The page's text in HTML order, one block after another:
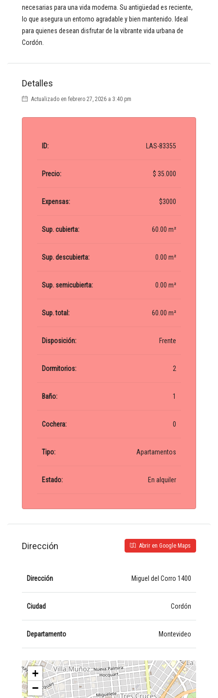
necesarias para una vida moderna. Su antigüedad es reciente,
lo que asegura un entorno agradable y bien mantenido. Ideal
para quienes desean disfrutar de la vibrante vida urbana de
Cordón.
Detalles
Actualizado en febrero 27, 2026 a 3:40 pm
ID: LAS-83355
Precio: $ 35.000
Expensas: $3000
Sup. cubierta: 60.00 m²
Sup. descubierta: 0.00 m²
Sup. semicubierta: 0.00 m²
Sup. total: 60.00 m²
Disposición: Frente
Dormitorios: 2
Baño: 1
Cochera: 0
Tipo: Apartamentos
Estado: En alquiler
Dirección Abrir en Google Maps
Dirección Miguel del Corro 1400
Ciudad Cordón
Departamento Montevideo
+
−